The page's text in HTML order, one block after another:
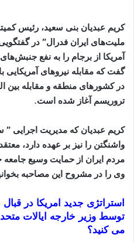
کریم عبدیان بنی سعید، رئیس
ملیت‌های ایران فدرال” در
آمریکا از برجام را به نفع
گفت که مقابله نیروهای آمریکایی
در کشورهای منطقه و مقابله بین
تروریسم آغاز شده است.
کریم عبدیان که مدیریت اجرایی
واشنگتن را نیز بر عهده دارد،
مردم ایران از حمایت وسیع جامعه
وی را در مشروح این مصاحبه
استراتژى جدید امریکا در
توسط وزیر خارجه ایالات
مى کنید؟